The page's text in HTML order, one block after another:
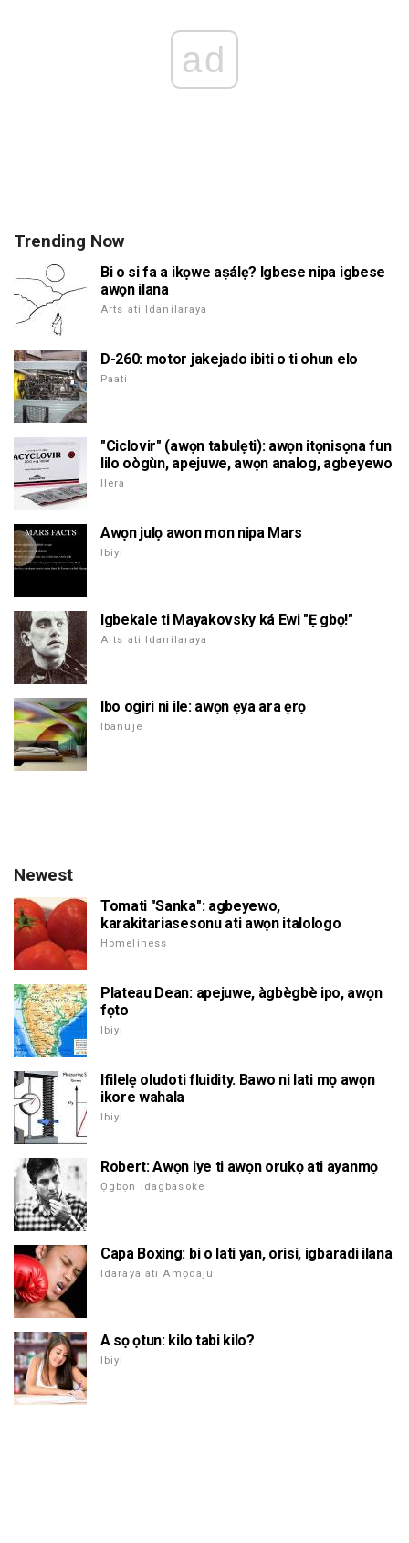
ad
Trending Now
Bi o si fa a ikọwe aṣálẹ? Igbese nipa igbese
awọn ilana
Arts ati Idanilaraya
D-260: motor jakejado ibiti o ti ohun elo
Paati
"Ciclovir" (awọn tabulẹti): awọn itọnisọna fun
lilo oògùn, apejuwe, awọn analog, agbeyewo
Ilera
Awọn julọ awon mon nipa Mars
Ibiyi
Igbekale ti Mayakovsky ká Ewi "Ẹ gbọ!"
Arts ati Idanilaraya
Ibo ogiri ni ile: awọn ẹya ara ẹrọ
Ibanuje
Newest
Tomati "Sanka": agbeyewo,
karakitariasesonu ati awọn italologo
Homeliness
Plateau Dean: apejuwe, àgbègbè ipo, awọn
fọto
Ibiyi
Ifilelẹ oludoti fluidity. Bawo ni lati mọ awọn
ikore wahala
Ibiyi
Robert: Awọn iye ti awọn orukọ ati ayanmọ
Ọgbọn idagbasoke
Capa Boxing: bi o lati yan, orisi, igbaradi ilana
Idaraya ati Amọdaju
A sọ ọtun: kilo tabi kilo?
Ibiyi